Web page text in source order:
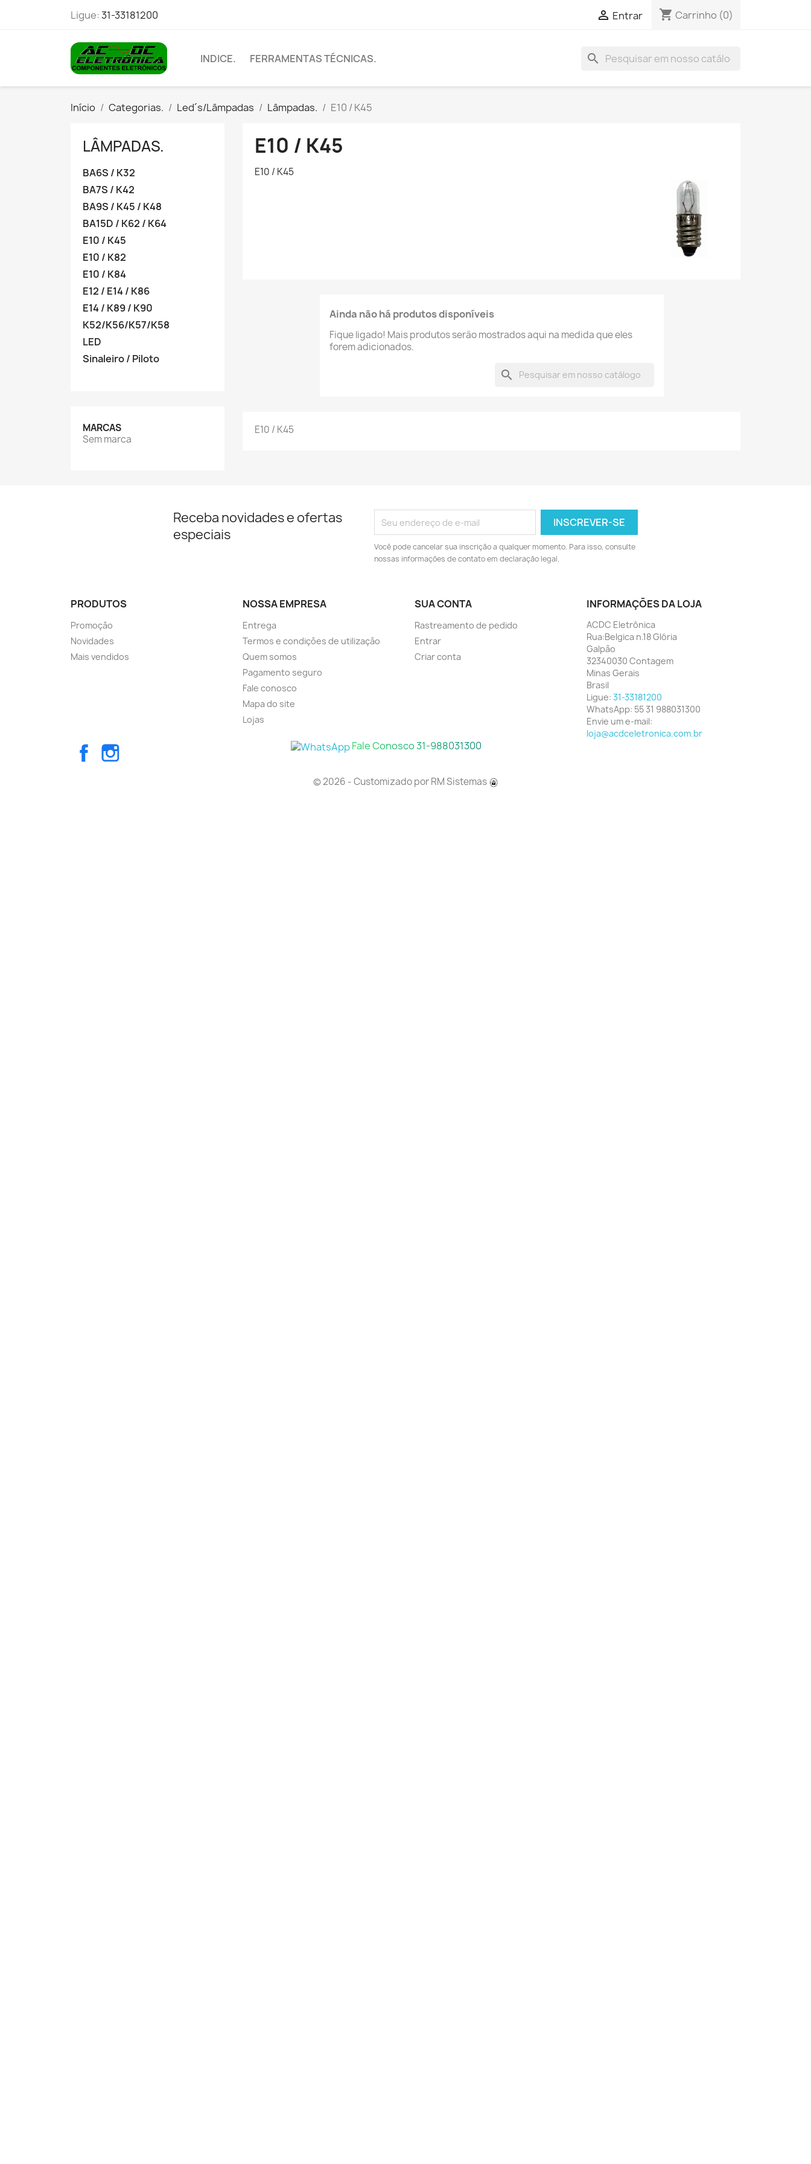
Ligue:31-33181200  Entrar shopping_cart Carrinho (0)
search
INDICE. FERRAMENTAS TÉCNICAS.
Início Categorias. Led´s/Lâmpadas Lâmpadas. E10 / K45
LÂMPADAS.
BA6S / K32
BA7S / K42
BA9S / K45 / K48
BA15D / K62 / K64
E10 / K45
E10 / K82
E10 / K84
E12 / E14 / K86
E14 / K89 / K90
K52/K56/K57/K58
LED
Sinaleiro / Piloto
MARCAS
Sem marca
E10 / K45
E10 / K45
Ainda não há produtos disponíveis
Fique ligado! Mais produtos serão mostrados aqui na medida que eles
forem adicionados.
search
E10 / K45
Receba novidades e ofertas
especiais
Você pode cancelar sua inscrição a qualquer momento. Para isso, consulte
nossas informações de contato em declaração legal.
PRODUTOS
Promoção
Novidades
Mais vendidos
NOSSA EMPRESA
Entrega
Termos e condições de utilização
Quem somos
Pagamento seguro
Fale conosco
Mapa do site
Lojas
SUA CONTA
Rastreamento de pedido
Entrar
Criar conta
INFORMAÇÕES DA LOJA
ACDC Eletrônica
Rua:Belgica n.18 Glória
Galpão
32340030 Contagem
Minas Gerais
Brasil
Ligue: 31-33181200
WhatsApp: 55 31 988031300
Envie um e-mail:
loja@acdceletronica.com.br
Facebook
Fale Conosco 31-988031300
© 2026 - Customizado porRM Sistemas